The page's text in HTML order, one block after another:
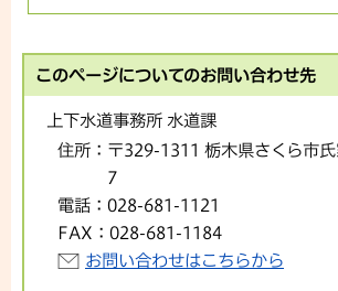
このページについてのお問い合わせ先
上下水道事務所 水道課
住所： 〒329-1311 栃木県さくら市
7
電話： 028-681-1121
FAX： 028-681-1184
お問い合わせはこちらから